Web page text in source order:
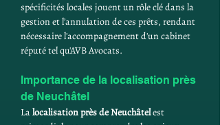
spécificités locales jouent un rôle clé dans la
gestion et l’annulation de ces prêts, rendant
nécessaire l'accompagnement d'un cabinet
réputé tel qu'AVB Avocats.
Importance de la localisation près
de Neuchâtel
La localisation près de Neuchâtel est